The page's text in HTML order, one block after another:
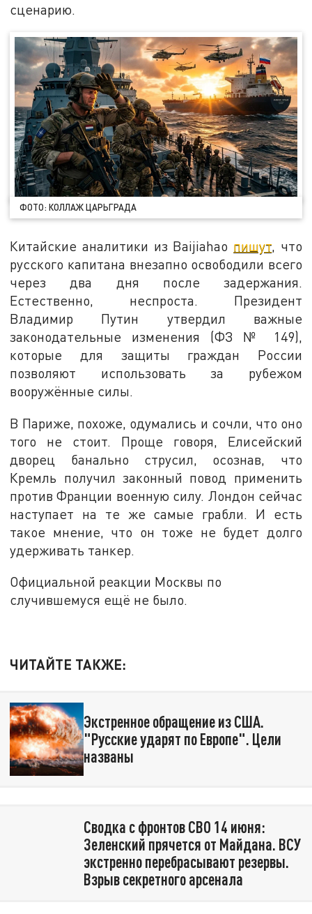
сценарию.
ФОТО: КОЛЛАЖ ЦАРЬГРАДА
Китайские аналитики из Baijiahao пишут, что
русского капитана внезапно освободили всего
через два дня после задержания.
Естественно, неспроста. Президент
Владимир Путин утвердил важные
законодательные изменения (ФЗ № 149),
которые для защиты граждан России
позволяют использовать за рубежом
вооружённые силы.
В Париже, похоже, одумались и сочли, что оно
того не стоит. Проще говоря, Елисейский
дворец банально струсил, осознав, что
Кремль получил законный повод применить
против Франции военную силу. Лондон сейчас
наступает на те же самые грабли. И есть
такое мнение, что он тоже не будет долго
удерживать танкер.
Официальной реакции Москвы по
случившемуся ещё не было.
ЧИТАЙТЕ ТАКЖЕ:
Экстренное обращение из США.
"Русские ударят по Европе". Цели
названы
Сводка с фронтов СВО 14 июня:
Зеленский прячется от Майдана. ВСУ
экстренно перебрасывают резервы.
Взрыв секретного арсенала